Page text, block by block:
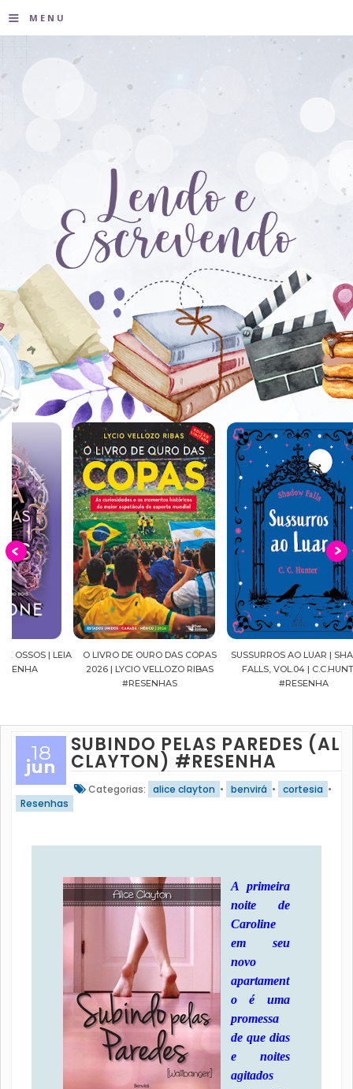
≡ MENU
O LIVRO DE OURO DAS COPAS
2026 | LYCIO VELLOZO RIBAS
SUSSURROS AO LUAR | SHADOW
FALLS, VOL.04 | C.C.HUNTER
18
jun
SUBINDO PELAS PAREDES
CLAYTON) #RESENHA
Categorias: alice clayton • benvirá • cortesia •
Resenhas
A primeira
noite de
Caroline
em seu
novo
apartament
o é uma
promessa
de que dias
e noites
agitados